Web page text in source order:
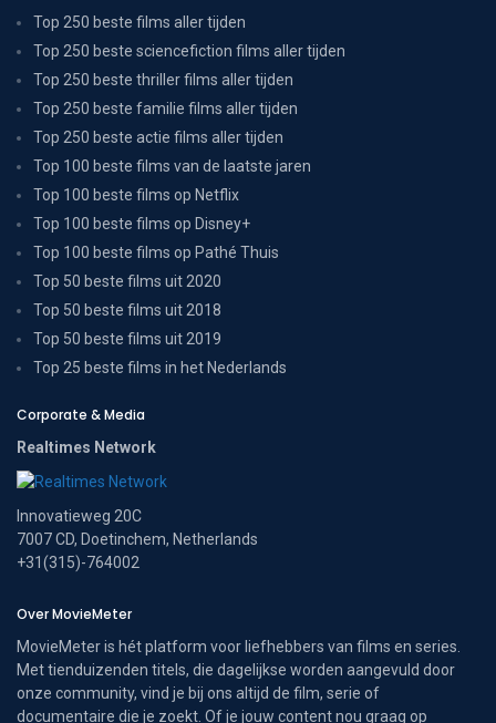
Top 250 beste films aller tijden
Top 250 beste sciencefiction films aller tijden
Top 250 beste thriller films aller tijden
Top 250 beste familie films aller tijden
Top 250 beste actie films aller tijden
Top 100 beste films van de laatste jaren
Top 100 beste films op Netflix
Top 100 beste films op Disney+
Top 100 beste films op Pathé Thuis
Top 50 beste films uit 2020
Top 50 beste films uit 2018
Top 50 beste films uit 2019
Top 25 beste films in het Nederlands
Corporate & Media
Realtimes Network
Innovatieweg 20C
7007 CD, Doetinchem, Netherlands
+31(315)-764002
Over MovieMeter
MovieMeter is hét platform voor liefhebbers van films en series.
Met tienduizenden titels, die dagelijkse worden aangevuld door
onze community, vind je bij ons altijd de film, serie of
documentaire die je zoekt. Of je jouw content nou graag op